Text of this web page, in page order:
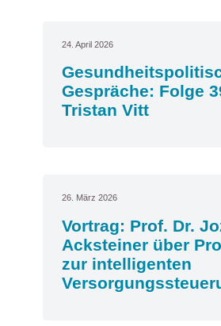
24. April 2026
Gespräche: Folge
Tristan Vitt
26. März 2026
Vortrag: Prof. Dr.
Acksteiner über
zur intelligenten